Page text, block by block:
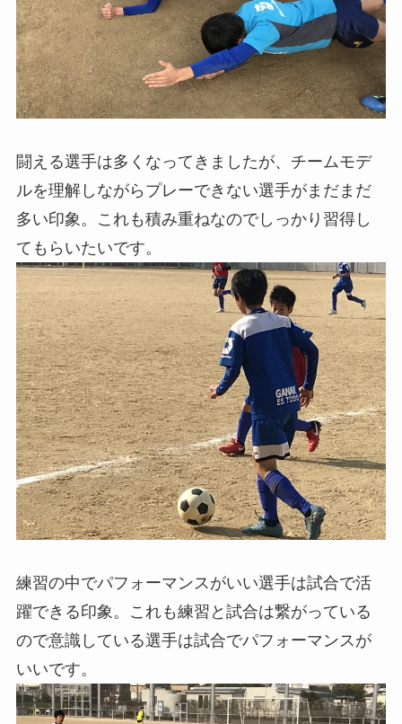
闘える選手は多くなってきましたが、チームモデ
ルを理解しながらプレーできない選手がまだまだ
多い印象。これも積み重ねなのでしっかり習得し
てもらいたいです。
練習の中でパフォーマンスがいい選手は試合で活
躍できる印象。これも練習と試合は繋がっている
ので意識している選手は試合でパフォーマンスが
いいです。